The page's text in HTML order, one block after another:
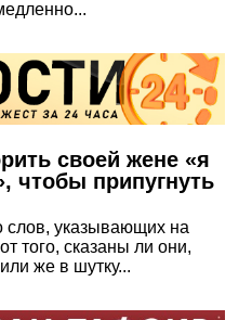
своей жене «я
чтобы припугнуть
слов, указывающих на
того, сказаны ли они,
же в шутку...